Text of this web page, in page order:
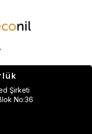
Şirketi
No:36